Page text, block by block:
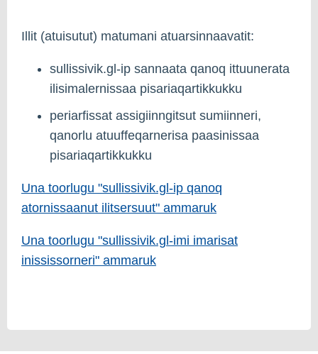
Illit (atuisutut) matumani atuarsinnaavatit:
sullissivik.gl-ip sannaata qanoq ittuunerata
ilisimalernissaa pisariaqartikkukku
periarfissat assigiinngitsut sumiinneri,
qanorlu atuuffeqarnerisa paasinissaa
pisariaqartikkukku
Una toorlugu "sullissivik.gl-ip qanoq
atornissaanut ilitsersuut" ammaruk
Una toorlugu "sullissivik.gl-imi imarisat
inississorneri" ammaruk